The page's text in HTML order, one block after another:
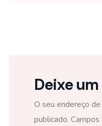
Deixe
O seu endereço
publicado.